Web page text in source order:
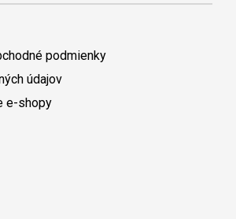
podmienky
údajov
e-shopy